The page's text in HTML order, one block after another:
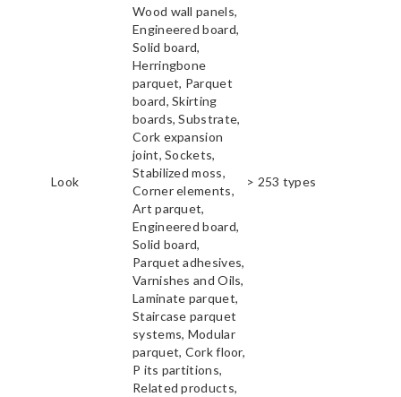
Look
Wood wall panels,
Engineered board,
Solid board,
Herringbone
parquet, Parquet
board, Skirting
boards, Substrate,
Cork expansion
joint, Sockets,
Stabilized moss,
Corner elements,
Art parquet,
Engineered board,
Solid board,
Parquet adhesives,
Varnishes and Oils,
Laminate parquet,
Staircase parquet
systems, Modular
parquet, Cork floor,
P its partitions,
Related products,
> 253 types